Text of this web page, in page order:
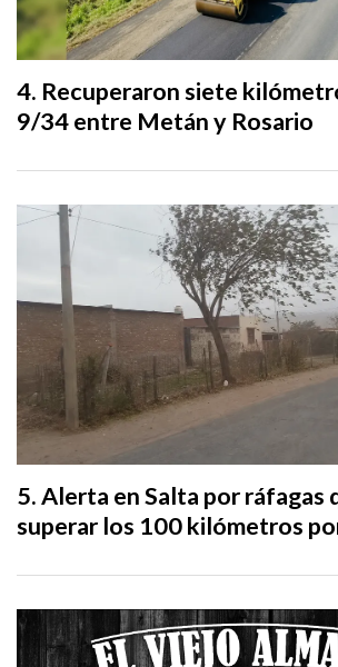
Recuperaron siete
9/34 entre Metán y Rosario
Alerta en Salta por ráfagas
superar los 100 kilómetros